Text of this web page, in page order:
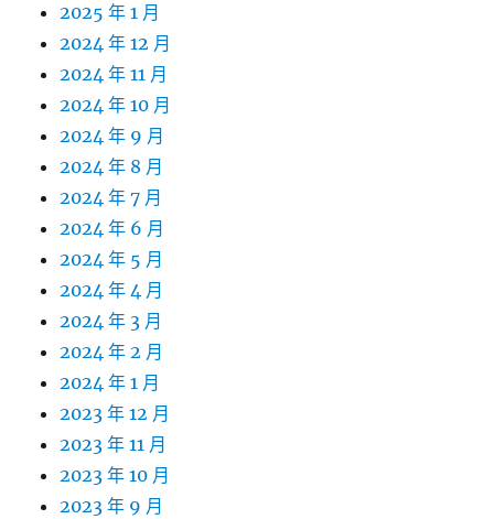
2025 年 1 月
2024 年 12 月
2024 年 11 月
2024 年 10 月
2024 年 9 月
2024 年 8 月
2024 年 7 月
2024 年 6 月
2024 年 5 月
2024 年 4 月
2024 年 3 月
2024 年 2 月
2024 年 1 月
2023 年 12 月
2023 年 11 月
2023 年 10 月
2023 年 9 月